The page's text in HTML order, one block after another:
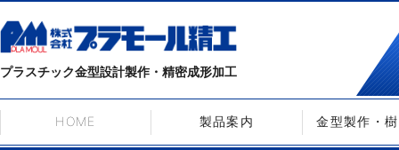
プラスチック金型設計製作・精密成形加工
HOME 製品案内 金型製作・